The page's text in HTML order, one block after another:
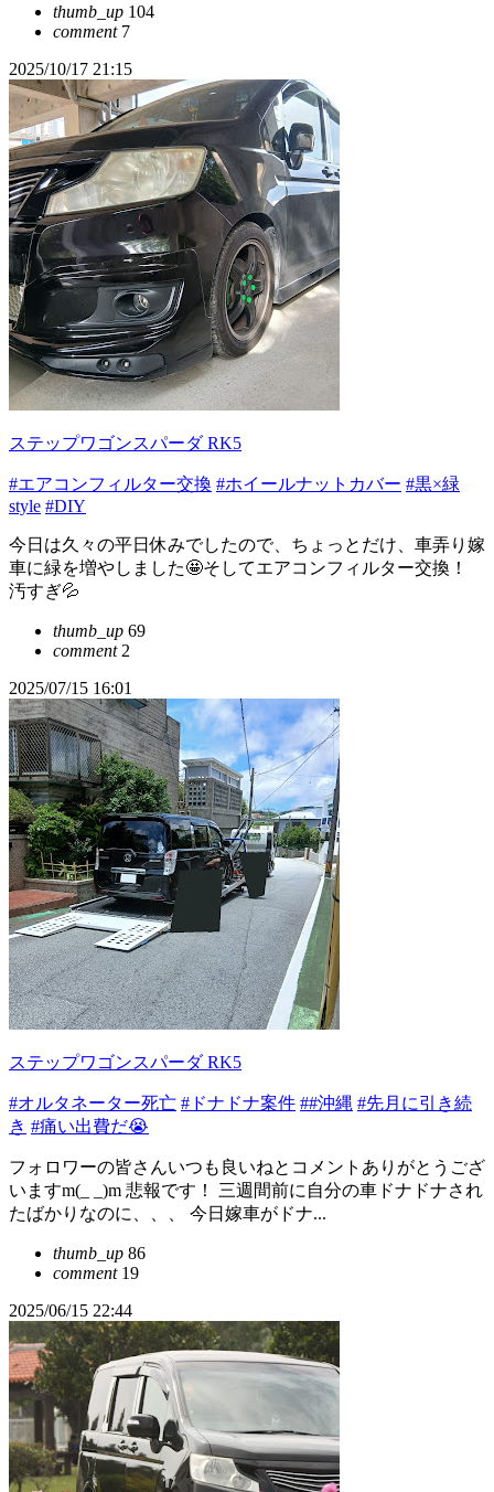
thumb_up 104
comment7
2025/10/17 21:15
ステップワゴンスパーダ RK5
#エアコンフィルター交換 #ホイールナットカバー #黒×緑
style #DIY
今日は久々の平日休みでしたので、ちょっとだけ、車弄り嫁
車に緑を増やしました🤩そしてエアコンフィルター交換！
汚すぎ💦
thumb_up 69
comment2
2025/07/15 16:01
ステップワゴンスパーダ RK5
#オルタネーター死亡 #ドナドナ案件 ##沖縄 #先月に引き続
き #痛い出費だ😭
フォロワーの皆さんいつも良いねとコメントありがとうござ
いますm(_ _)m 悲報です！ 三週間前に自分の車ドナドナされ
たばかりなのに、、、 今日嫁車がドナ...
thumb_up 86
comment19
2025/06/15 22:44